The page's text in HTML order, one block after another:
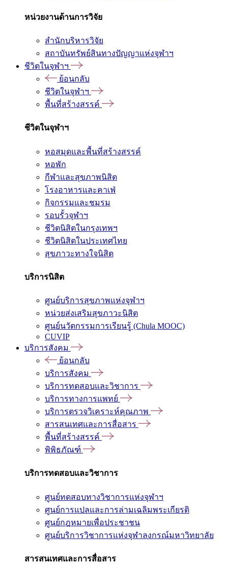
หน่วยงานด้านการวิจัย
สำนักบริหารวิจัย
สถาบันทรัพย์สินทางปัญญาแห่งจุฬาฯ
ชีวิตในจุฬาฯ
ย้อนกลับ
ชีวิตในจุฬาฯ
พื้นที่สร้างสรรค์
ชีวิตในจุฬาฯ
หอสมุดและพื้นที่สร้างสรรค์
หอพัก
กีฬาและสุขภาพนิสิต
โรงอาหารและคาเฟ่
กิจกรรมและชมรม
รอบรั้วจุฬาฯ
ชีวิตนิสิตในกรุงเทพฯ
ชีวิตนิสิตในประเทศไทย
สุขภาวะทางใจนิสิต
บริการนิสิต
ศูนย์บริการสุขภาพแห่งจุฬาฯ
หน่วยส่งเสริมสุขภาวะนิสิต
ศูนย์นวัตกรรมการเรียนรู้ (Chula MOOC)
CUVIP
บริการสังคม
ย้อนกลับ
บริการสังคม
บริการทดสอบและวิชาการ
บริการทางการแพทย์
บริการตรวจวิเคราะห์คุณภาพ
สารสนเทศและการสื่อสาร
พื้นที่สร้างสรรค์
พิพิธภัณฑ์
บริการทดสอบและวิชาการ
ศูนย์ทดสอบทางวิชาการแห่งจุฬาฯ
ศูนย์การแปลและการล่ามเฉลิมพระเกียรติ
ศูนย์กฎหมายเพื่อประชาชน
ศูนย์บริการวิชาการแห่งจุฬาลงกรณ์มหาวิทยาลัย
สารสนเทศและการสื่อสาร